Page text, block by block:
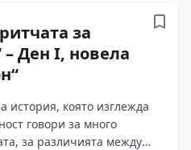
за
– Ден I, новела
история, която изглежда
говори за много
за различията между